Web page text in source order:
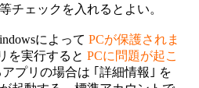
チェックを入れるとよい。
によって PCが保護されま
を実行すると PCに問題が起こ
プリの場合は ｢詳細情報｣ を